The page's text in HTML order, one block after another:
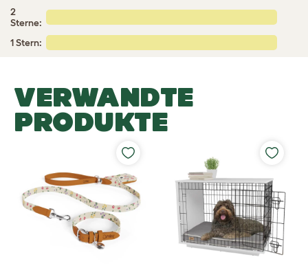
2
Sterne:
1 Stern:
VERWANDTE
PRODUKTE